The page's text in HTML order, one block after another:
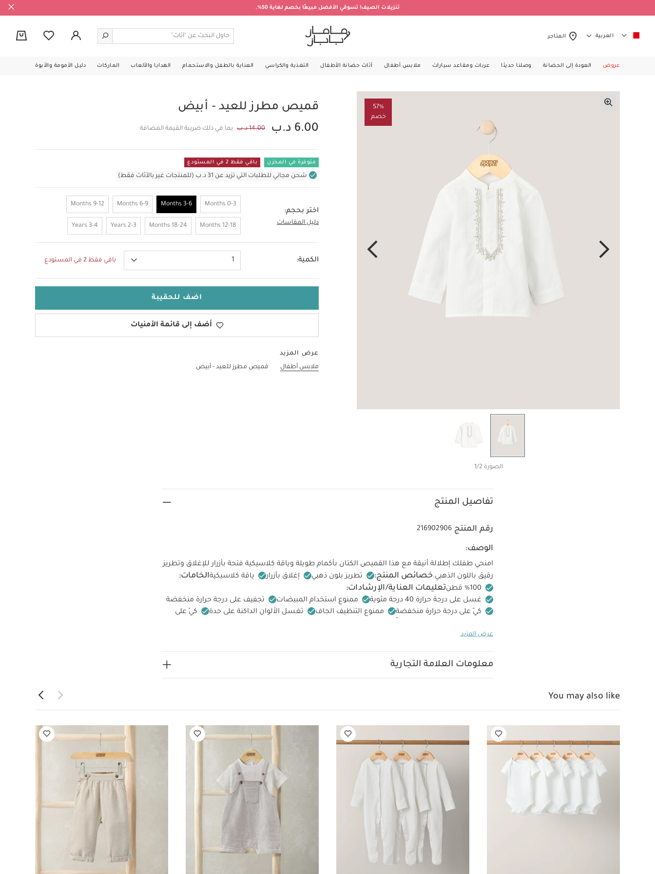
تنزيلات الصيف! تسوقي الأفضل مبيعًا بخصم لغاية 50%.
العربية المتاجر
عروض العودة إلى الحضانة وصلنا حديثا عربات ومقاعد سيارات ملابس أطفال أثاث حضانة الأطفال التغذية والكراسي العناية بالطفل والاستحمام الهدايا والألعاب الماركات دليل الأمومة والأبوة
57%
خصم
الصورة 1/2
قميص مطرز للعيد - أبيض
6.00 د.ب
14.00 د.ب بما في ذلك ضريبة القيمة المضافة
متوفرة في المخزن باقي فقط 2 في المستودع
شحن مجاني للطلبات التي تزيد عن 31 د.ب (للمنتجات غير بالأثاث فقط)
اختر بحجم:
دليل المقاسات
0-3 Months
3-6 Months
6-9 Months
9-12 Months
12-18 Months
18-24 Months
2-3 Years
3-4 Years 3-6 Months
الكمية: 1 باقي فقط 2 في المستودع
اضف للحقيبة
أضف إلى قائمة الأمنيات
عرض المزيد
ملابس أطفال
قميص مطرز للعيد - أبيض
تفاصيل المنتج
رقم المنتج 216902906
الوصف:
امنحي طفلك إطلالة أنيقة مع هذا القميص الكتان بأكمام طويلة وياقة كلاسيكية فتحة بأزرار للإغلاق وتطريز
رقيق باللون الذهبي.خصائص المنتج: تطريز بلون ذهبي إغلاق بأزرار ياقة كلاسيكيةالخامات:
تعليمات العناية/الإرشادات:
غسل على درجة حرارة 40 درجة مئوية ممنوع استخدام المبيضات
تجفيف على درجة حرارة منخفضة
كيّ على درجة حرارة منخفضة
ممنوع التنظيف الجاف تغسل الألوان الداكنة على حدة
كيّ على
بيجاما قطعة واحدة عضوية بلون أبيض - 3 قطع
عرض المزيد
معلومات العلامة التجارية
You may also like